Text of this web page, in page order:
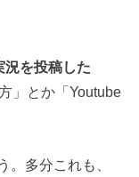
況を投稿した
」とか「Youtube
。多分これも、